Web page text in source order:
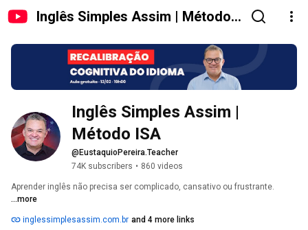
Inglês Simples Assim | Método
Inglês Simples Assim |
Método ISA
@EustaquioPereira.Teacher
74K subscribers • 860 videos
Aprender inglês não precisa ser complicado, cansativo ou frustrante.
...more
inglessimplesassim.com.br and 4 more links